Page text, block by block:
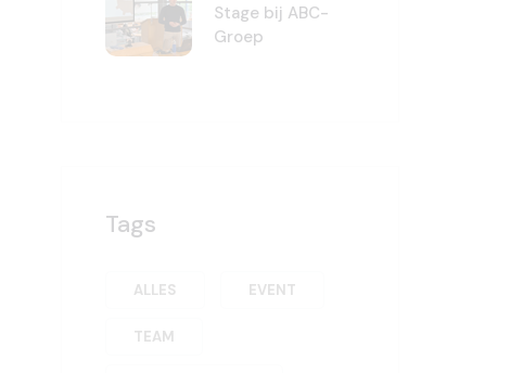
Stage bij ABC-
Groep
Tags
ALLES EVENT
TEAM